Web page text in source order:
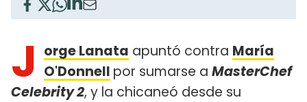
J orge Lanata apuntó contra María
O'Donnell por sumarse a MasterChef
Celebrity 2, y la chicaneó desde su